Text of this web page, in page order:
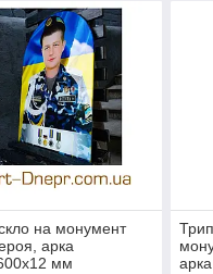
на монумент
арка
мм